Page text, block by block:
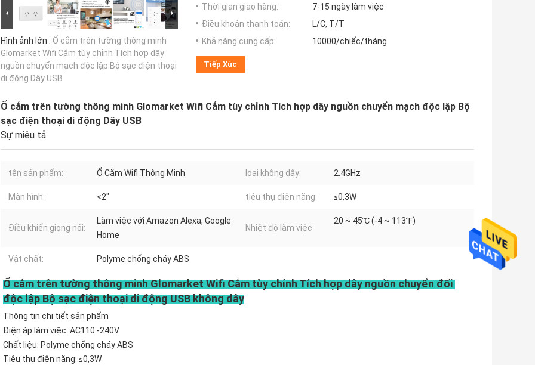
Hình ảnh lớn : Ổ cắm trên tường thông minh
Glomarket Wifi Cắm tùy chỉnh Tích hợp dây
nguồn chuyển mạch độc lập Bộ sạc điện thoại
di động Dây USB
Thời gian giao hàng:
7-15 ngày làm việc
Điều khoản thanh toán:
L/C, T/T
Khả năng cung cấp:
10000/chiếc/tháng
Tiếp Xúc
Ổ cắm trên tường thông minh Glomarket Wifi Cắm tùy chỉnh Tích hợp dây nguồn chuyển mạch độc lập Bộ
sạc điện thoại di động Dây USB
Sự miêu tả
tên sản phẩm: Ổ Cắm Wifi Thông Minh loại không dây: 2.4GHz
Màn hình: <2" tiêu thụ điện năng: ≤0,3W
Điều khiển giọng nói:
Làm việc với Amazon Alexa, Google
Home
Nhiệt độ làm việc:
20 ~ 45℃ (-4 ~ 113℉)
Vật chất: Polyme chống cháy ABS
Ổ cắm trên tường thông minh Glomarket Wifi Cắm tùy chỉnh Tích hợp dây nguồn chuyển đổi
độc lập Bộ sạc điện thoại di động USB không dây
Thông tin chi tiết sản phẩm
Điện áp làm việc: AC110 -240V
Chất liệu: Polyme chống cháy ABS
Tiêu thụ điện năng: ≤0,3W